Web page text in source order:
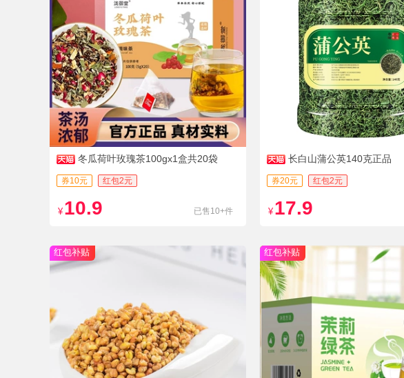
冬瓜荷叶玫瑰茶100gx1盒共20袋
券10元 红包2元
¥ 10.9 已售10+件
长白山蒲公英140克正品
券20元 红包2元
¥ 17.9
红包补贴 红包补贴